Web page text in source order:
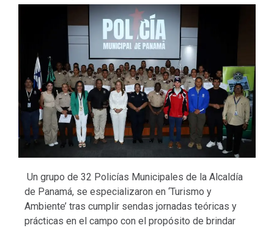
Un grupo de 32 Policías Municipales de la Alcaldía
de Panamá, se especializaron en ‘Turismo y
Ambiente’ tras cumplir sendas jornadas teóricas y
prácticas en el campo con el propósito de brindar